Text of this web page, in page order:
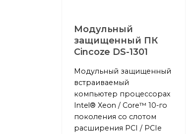
Модульный
защищенный ПК
Cincoze DS-1301
Модульный защищенный
встраиваемый
компьютер процессорах
Intel® Xeon / Core™ 10-го
поколения со слотом
расширения PCI / PCIe